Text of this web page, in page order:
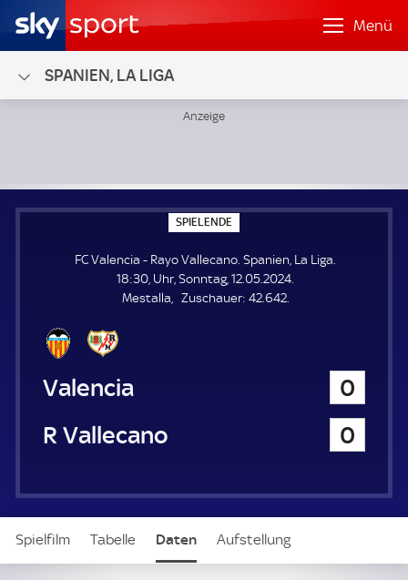
Menü
SPANIEN, LA LIGA
SPIELENDE
P
E
L
E
N
FC Valencia - Rayo Vallecano. Spanien, La Liga.
18:30, Uhr, Sonntag, 12.05.2024.
Mestalla
Zuschauer: Z
42.642.
FC Valencia
0
Rayo Vallecano
0
Spielfilm Tabelle Daten Aufstellung